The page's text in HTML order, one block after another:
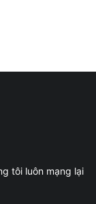
tôi luôn mạng lại